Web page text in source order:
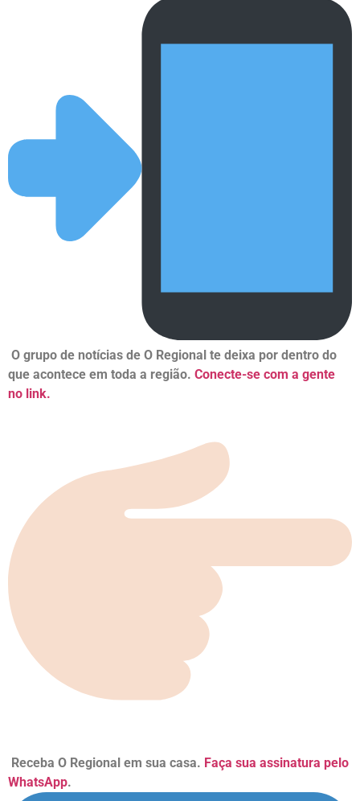
O grupo de notícias de O Regional te deixa por dentro do
que acontece em toda a região. Conecte-se com a gente
no link.
Receba O Regional em sua casa. Faça sua assinatura pelo
WhatsApp.